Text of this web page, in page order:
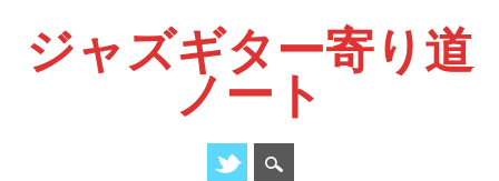
ジャズギター寄り道
ノート